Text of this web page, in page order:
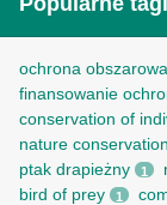
ochrona obszarowa
finansowanie
conservation of
nature
ptak drapieżny 1
bird of prey 1